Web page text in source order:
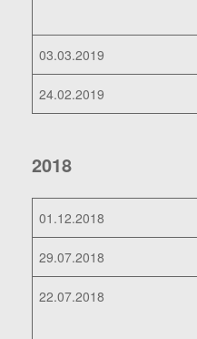
03.03.2019
24.02.2019
2018
01.12.2018
29.07.2018
22.07.2018